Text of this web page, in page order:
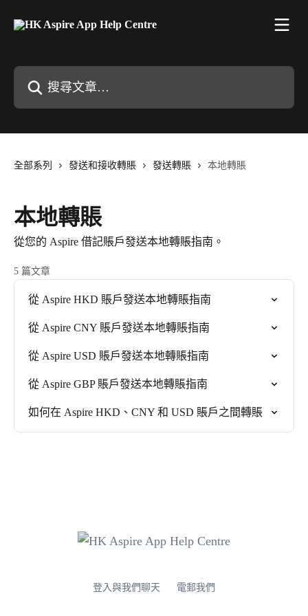
全部系列 發送和接收轉賬 發送轉賬 本地轉賬
本地轉賬
從您的 Aspire 借記賬戶發送本地轉賬指南。
5 篇文章
從 Aspire HKD 賬戶發送本地轉賬指南
從 Aspire CNY 賬戶發送本地轉賬指南
從 Aspire USD 賬戶發送本地轉賬指南
從 Aspire GBP 賬戶發送本地轉賬指南
如何在 Aspire HKD、CNY 和 USD 賬戶之間轉賬
登入與我們聊天 電郵我們